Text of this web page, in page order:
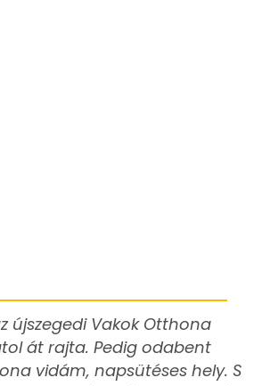
újszegedi Vakok Otthona
át rajta. Pedig odabent
vidám, napsütéses hely. S